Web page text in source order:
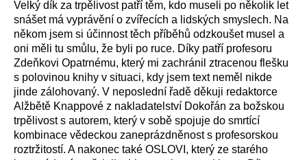
Velký dík za trpělivost patří těm, kdo museli po několik let
snášet má vyprávění o zvířecích a lidských smyslech. Na
někom jsem si účinnost těch příběhů odzkoušet musel a
oni měli tu smůlu, že byli po ruce. Díky patří profesoru
Zdeňkovi Opatrnému, který mi zachránil ztracenou flešku
s polovinou knihy v situaci, kdy jsem text neměl nikde
jinde zálohovaný. V neposlední řadě děkuji redaktorce
Alžbětě Knappové z nakladatelství Dokořán za božskou
trpělivost s autorem, který v sobě spojuje do smrtící
kombinace vědeckou zaneprázdněnost s profesorskou
roztržitostí. A nakonec také OSLOVI, který ze starého